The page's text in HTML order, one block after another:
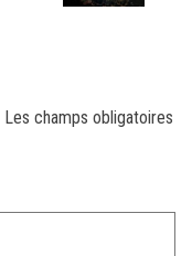
Les champs obligatoires